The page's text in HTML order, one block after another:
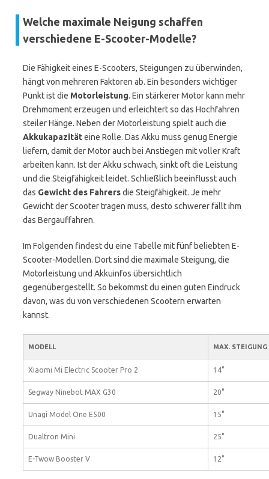
Welche maximale Neigung schaffen
verschiedene E-Scooter-Modelle?
Die Fähigkeit eines E-Scooters, Steigungen zu überwinden,
hängt von mehreren Faktoren ab. Ein besonders wichtiger
Punkt ist die Motorleistung. Ein stärkerer Motor kann mehr
Drehmoment erzeugen und erleichtert so das Hochfahren
steiler Hänge. Neben der Motorleistung spielt auch die
Akkukapazitäteine Rolle. Das Akku muss genug Energie
liefern, damit der Motor auch bei Anstiegen mit voller Kraft
arbeiten kann. Ist der Akku schwach, sinkt oft die Leistung
und die Steigfähigkeit leidet. Schließlich beeinflusst auch
das Gewicht des Fahrersdie Steigfähigkeit. Je mehr
Gewicht der Scooter tragen muss, desto schwerer fällt ihm
das Bergauffahren.
Im Folgenden findest du eine Tabelle mit fünf beliebten E-
Scooter-Modellen. Dort sind die maximale Steigung, die
Motorleistung und Akkuinfos übersichtlich
gegenübergestellt. So bekommst du einen guten Eindruck
davon, was du von verschiedenen Scootern erwarten
kannst.
MODELL MAX. STEIGUNG
Xiaomi Mi Electric Scooter Pro 2 14°
Segway Ninebot MAX G30 20°
Unagi Model One E500 15°
Dualtron Mini 25°
E-Twow Booster V 12°